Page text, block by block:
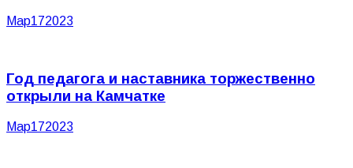
Мар172023
Год педагога и наставника торжественно
открыли на Камчатке
Мар172023